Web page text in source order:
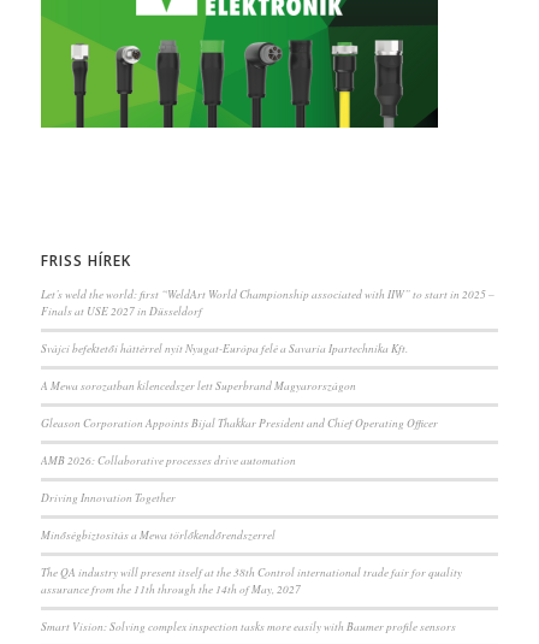
FRISS HÍREK
Let’s weld the world: first “WeldArt World Championship associated with IIW” to start in 2025 –
Finals at USE 2027 in Düsseldorf
Svájci befektetői háttérrel nyit Nyugat-Európa felé a Savaria Ipartechnika Kft.
A Mewa sorozatban kilencedszer lett Superbrand Magyarországon
Gleason Corporation Appoints Bijal Thakkar President and Chief Operating Officer
AMB 2026: Collaborative processes drive automation
Driving Innovation Together
Minőségbiztosítás a Mewa törlőkendőrendszerrel
The QA industry will present itself at the 38th Control international trade fair for quality
assurance from the 11th through the 14th of May, 2027
Smart Vision: Solving complex inspection tasks more easily with Baumer profile sensors